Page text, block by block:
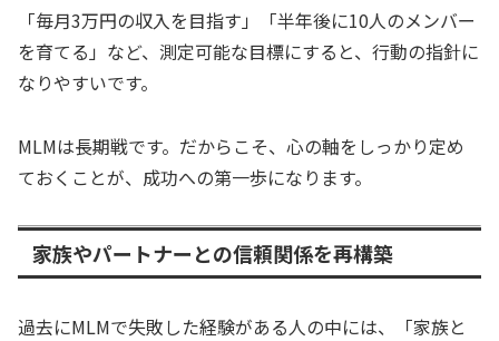
「毎月3万円の収入を目指す」「半年後に10人のメンバー
を育てる」など、測定可能な目標にすると、行動の指針に
なりやすいです。
MLMは長期戦です。だからこそ、心の軸をしっかり定め
ておくことが、成功への第一歩になります。
家族やパートナーとの信頼関係を再構築
過去にMLMで失敗した経験がある人の中には、「家族と